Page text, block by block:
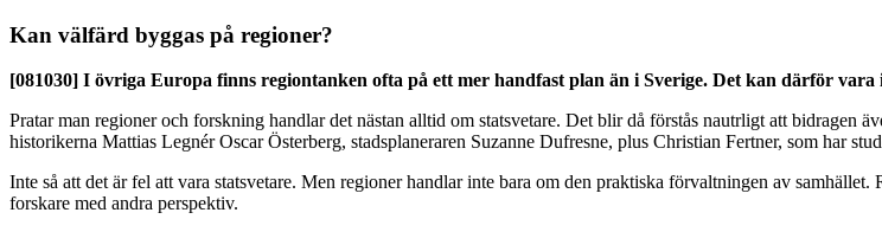
Kan välfärd byggas på regioner?
[081030] I övriga Europa finns regiontanken ofta på ett mer handfast plan än i Sverige. Det kan därför
Pratar man regioner och forskning handlar det nästan alltid om statsvetare. Det blir då förstås nautrligt att bidragen
historikerna Mattias Legnér Oscar Österberg, stadsplaneraren Suzanne Dufresne, plus Christian Fertner, som har
Inte så att det är fel att vara statsvetare. Men regioner handlar inte bara om den praktiska förvaltningen av
forskare med andra perspektiv.